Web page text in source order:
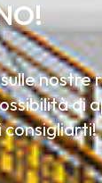
nostre
di
consigliarti!